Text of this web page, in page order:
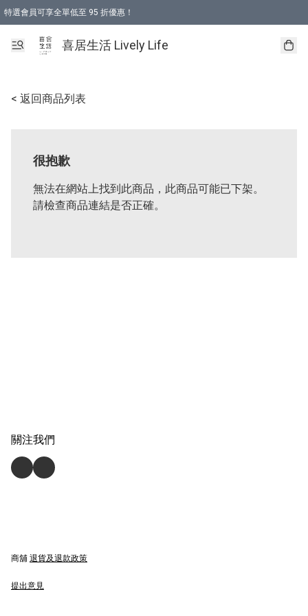
特選會員可享全單低至 95 折優惠！
購物折後滿$600免運費優惠 (減價貨品除外）
購物折後滿$320 即可免費於「順豐站」或「順豐智能櫃」自提點取貨 （冷凍食品
喜居生活 Lively Life
< 返回商品列表
很抱歉
無法在網站上找到此商品，此商品可能已下架。
請檢查商品連結是否正確。
關注我們
商舖 退貨及退款政策
提出意見